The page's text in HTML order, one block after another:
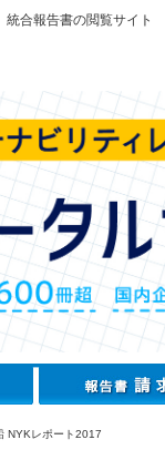
合報告書の閲覧サイト
NYKレポート2017